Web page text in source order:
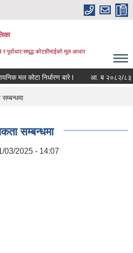
र पूर्वाधार:समृद्ध कोटहीमाईको मूल आधार
मल कोटा निर्धारण बारे l आ. ब २०८२/८३ को
सम्बन्धमा
03/2025 - 14:07